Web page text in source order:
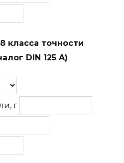
класса точности
DIN 125 A)
г